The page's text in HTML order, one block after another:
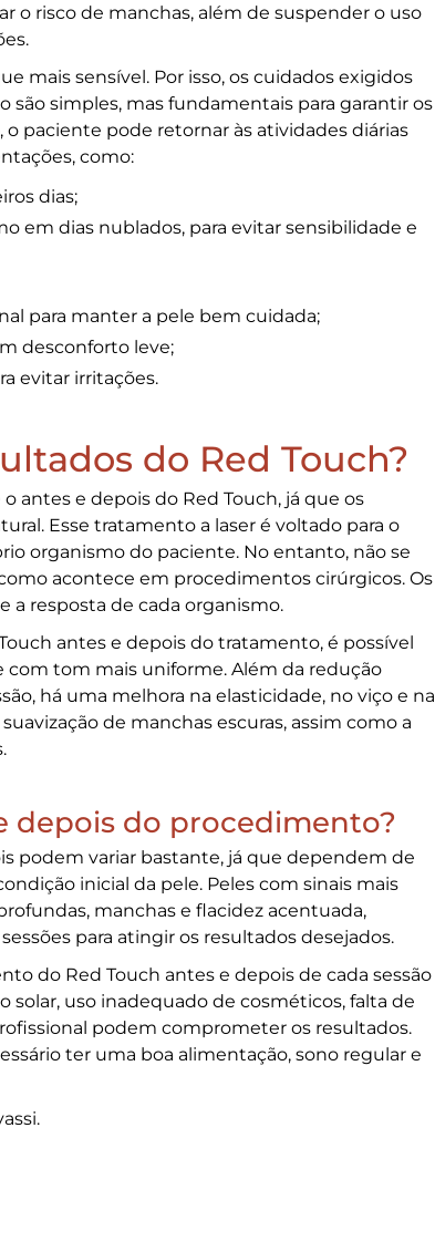
o risco de manchas, além de suspender o uso
mais sensível. Por isso, os cuidados exigidos
são simples, mas fundamentais para garantir os
o paciente pode retornar às atividades diárias
como:
dias;
em dias nublados, para evitar sensibilidade e
para manter a pele bem cuidada;
desconforto leve;
evitar irritações.
do Red Touch?
o antes e depois do Red Touch, já que os
Esse tratamento a laser é voltado para o
organismo do paciente. No entanto, não se
acontece em procedimentos cirúrgicos. Os
a resposta de cada organismo.
antes e depois do tratamento, é possível
com tom mais uniforme. Além da redução
há uma melhora na elasticidade, no viço e na
de manchas escuras, assim como a
depois do procedimento?
podem variar bastante, já que dependem de
inicial da pele. Peles com sinais mais
manchas e flacidez acentuada,
para atingir os resultados desejados.
do Red Touch antes e depois de cada sessão
uso inadequado de cosméticos, falta de
podem comprometer os resultados.
ter uma boa alimentação, sono regular e